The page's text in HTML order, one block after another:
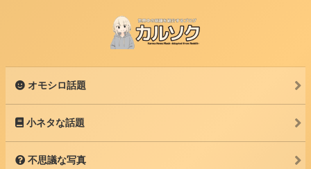
オモシロ話題
小ネタな話題
不思議な写真